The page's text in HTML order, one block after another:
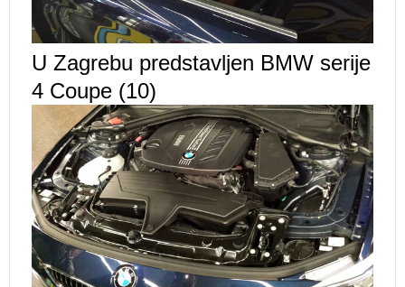
U Zagrebu predstavljen BMW serije
4 Coupe (10)